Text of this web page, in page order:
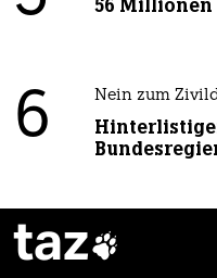
56 Millionen
6 Nein zum
taz